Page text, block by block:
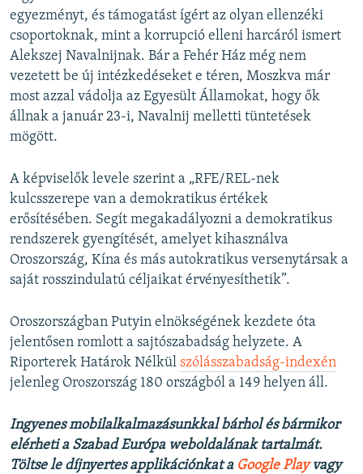
egyezményt, és támogatást ígért az olyan ellenzéki
csoportoknak, mint a korrupció elleni harcáról ismert
Alekszej Navalnijnak. Bár a Fehér Ház még nem
vezetett be új intézkedéseket e téren, Moszkva már
most azzal vádolja az Egyesült Államokat, hogy ők
állnak a január 23-i, Navalnij melletti tüntetések
mögött.
A képviselők levele szerint a „RFE/REL-nek
kulcsszerepe van a demokratikus értékek
erősítésében. Segít megakadályozni a demokratikus
rendszerek gyengítését, amelyet kihasználva
Oroszország, Kína és más autokratikus versenytársak a
saját rosszindulatú céljaikat érvényesíthetik”.
Oroszországban Putyin elnökségének kezdete óta
jelentősen romlott a sajtószabadság helyzete. A
Riporterek Határok Nélkül szólásszabadság-indexén
jelenleg Oroszország 180 országból a 149 helyen áll.
Ingyenes mobilalkalmazásunkkal bárhol és bármikor
elérheti a Szabad Európa weboldalának tartalmát.
Töltse le díjnyertes applikációnkat a Google Playvagy